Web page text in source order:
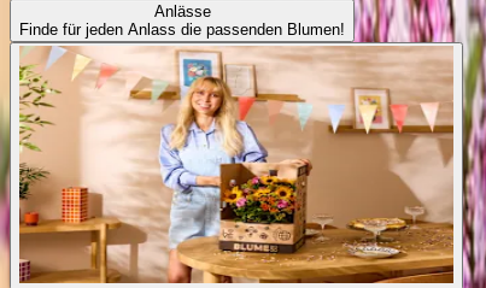
Anlässe
Finde für jeden Anlass die passenden Blumen!